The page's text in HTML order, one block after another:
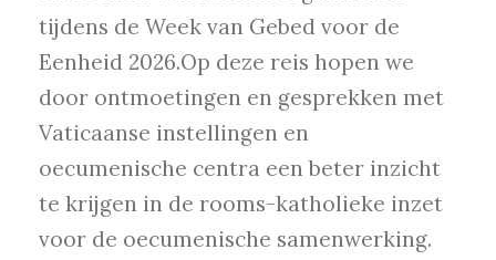
tijdens de Week van Gebed voor de
Eenheid 2026.Op deze reis hopen we
door ontmoetingen en gesprekken met
Vaticaanse instellingen en
oecumenische centra een beter inzicht
te krijgen in de rooms-katholieke inzet
voor de oecumenische samenwerking.